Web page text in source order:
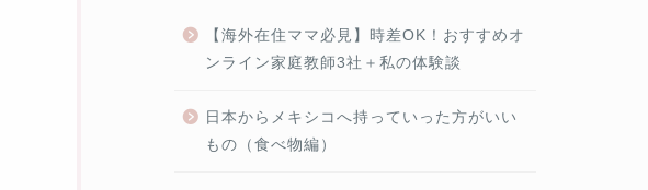
【海外在住ママ必見】時差OK！おすすめオ
ンライン家庭教師3社＋私の体験談
日本からメキシコへ持っていった方がいい
もの（食べ物編）